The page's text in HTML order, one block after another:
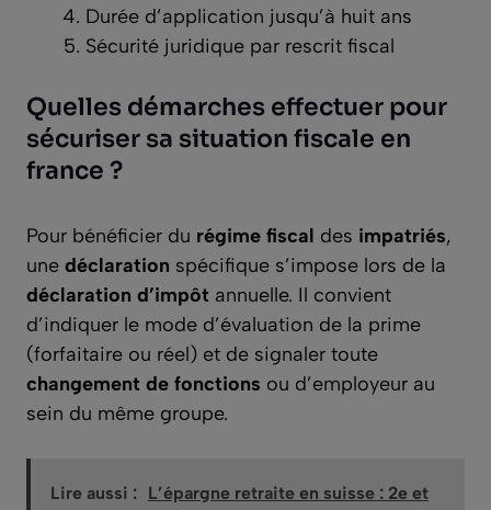
Durée d’application jusqu’à huit ans
Sécurité juridique par rescrit fiscal
Quelles démarches effectuer pour
sécuriser sa situation fiscale en
france ?
Pour bénéficier du régime fiscal des impatriés,
une déclaration spécifique s’impose lors de la
déclaration d’impôt annuelle. Il convient
d’indiquer le mode d’évaluation de la prime
(forfaitaire ou réel) et de signaler toute
changement de fonctions ou d’employeur au
sein du même groupe.
Lire aussi : L’épargne retraite en suisse : 2e et